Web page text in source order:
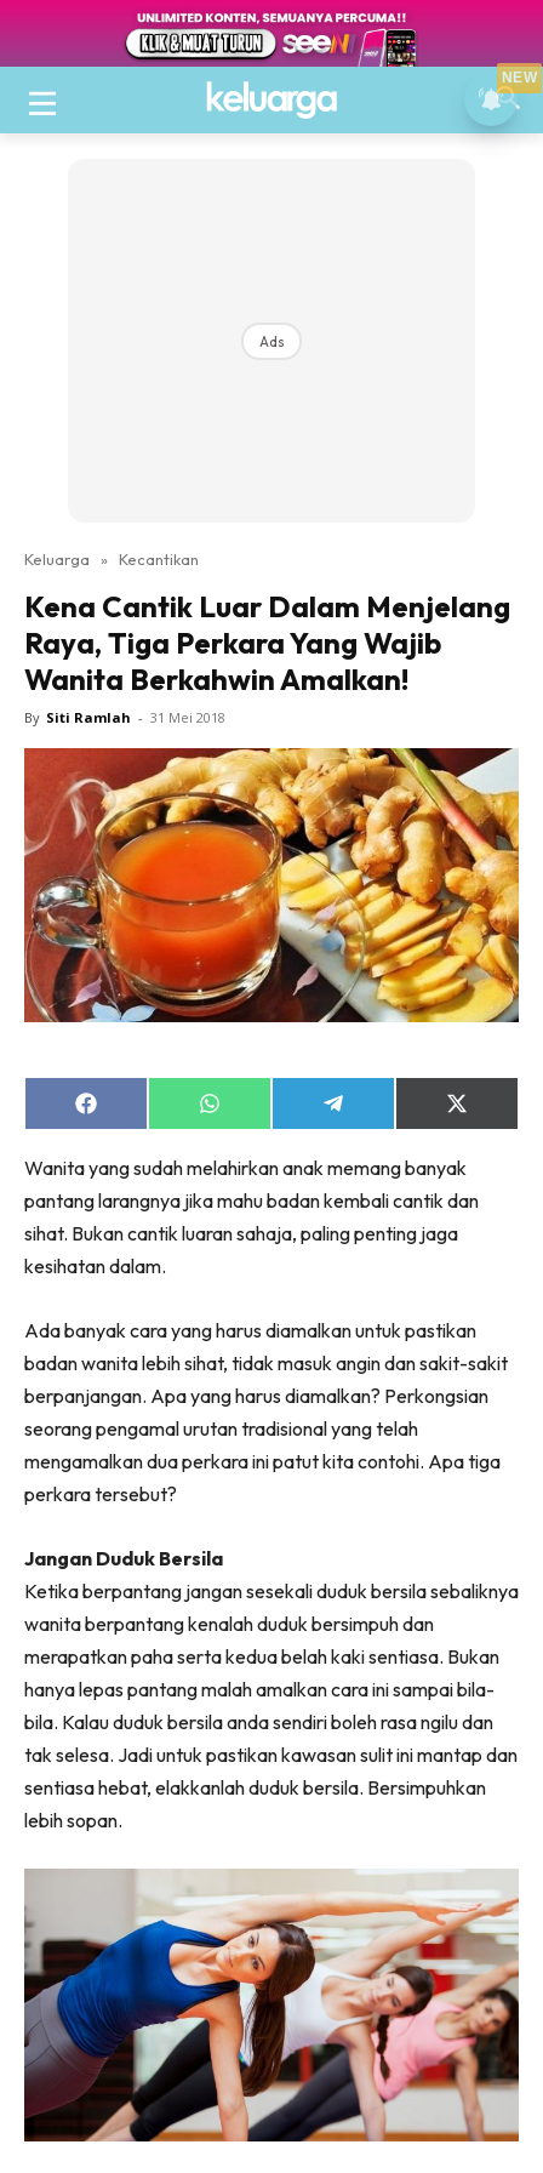
Ads
Keluarga » Kecantikan
Kena Cantik Luar Dalam Menjelang
Raya, Tiga Perkara Yang Wajib
Wanita Berkahwin Amalkan!
By Siti Ramlah - 31 Mei 2018
Share
on
Share
on
Share
on
Share
on
(Twitter)
Wanita yang sudah melahirkan anak memang banyak
pantang larangnya jika mahu badan kembali cantik dan
sihat. Bukan cantik luaran sahaja, paling penting jaga
kesihatan dalam.
Ada banyak cara yang harus diamalkan untuk pastikan
badan wanita lebih sihat, tidak masuk angin dan sakit-sakit
berpanjangan. Apa yang harus diamalkan? Perkongsian
seorang pengamal urutan tradisional yang telah
mengamalkan dua perkara ini patut kita contohi. Apa tiga
perkara tersebut?
Jangan Duduk Bersila
Ketika berpantang jangan sesekali duduk bersila sebaliknya
wanita berpantang kenalah duduk bersimpuh dan
merapatkan paha serta kedua belah kaki sentiasa. Bukan
hanya lepas pantang malah amalkan cara ini sampai bila-
bila. Kalau duduk bersila anda sendiri boleh rasa ngilu dan
tak selesa. Jadi untuk pastikan kawasan sulit ini mantap dan
sentiasa hebat, elakkanlah duduk bersila. Bersimpuhkan
lebih sopan.
NEW